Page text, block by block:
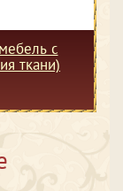
с
ткани)